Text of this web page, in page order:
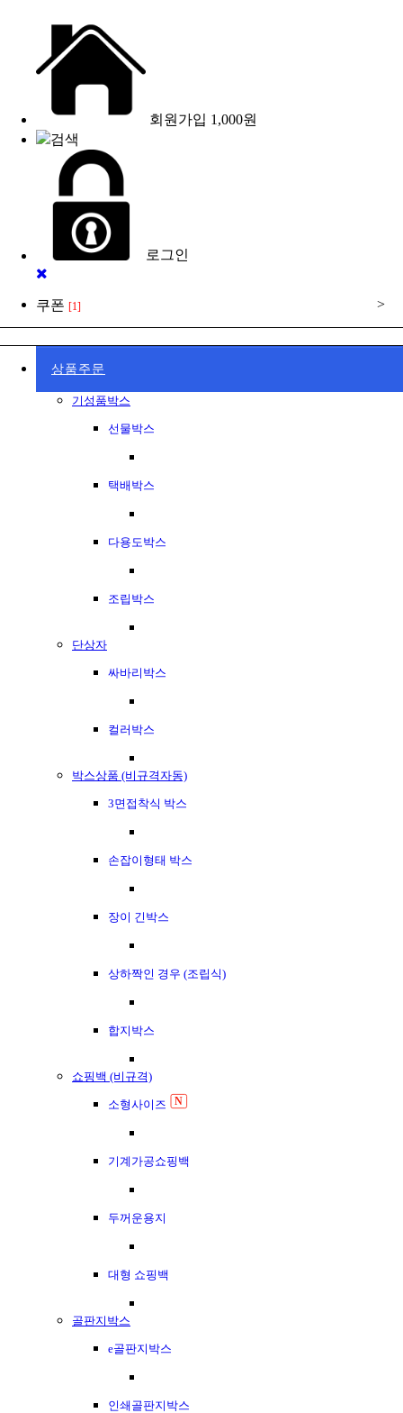
회원가입 1,000원
검색
로그인
쿠폰 [1] >
상품주문
기성품박스
선물박스
택배박스
다용도박스
조립박스
단상자
싸바리박스
컬러박스
박스상품 (비규격자동)
3면접착식 박스
손잡이형태 박스
장이 긴박스
상하짝인 경우 (조립식)
합지박스
쇼핑백 (비규격)
소형사이즈 N
기계가공쇼핑백
두꺼운용지
대형 쇼핑백
골판지박스
e골판지박스
인쇄골판지박스